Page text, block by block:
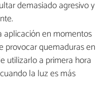
demasiado agresivo y
aplicación en momentos
provocar quemaduras en
utilizarlo a primera hora
la luz es más